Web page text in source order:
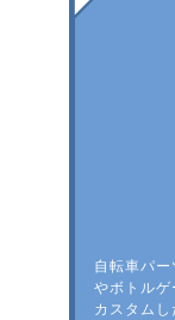
自転車パ
やボトルゲ
カスタム